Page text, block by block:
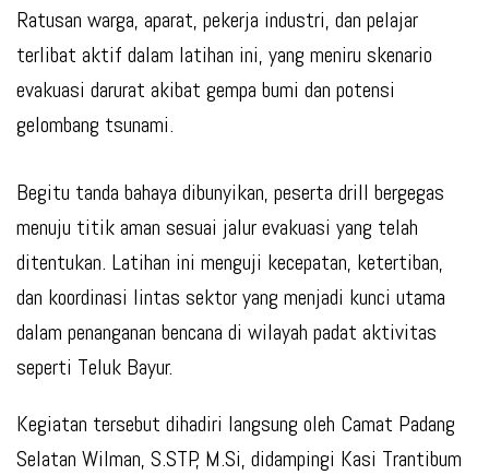
Ratusan warga, aparat, pekerja industri, dan pelajar
terlibat aktif dalam latihan ini, yang meniru skenario
evakuasi darurat akibat gempa bumi dan potensi
gelombang tsunami.
Begitu tanda bahaya dibunyikan, peserta drill bergegas
menuju titik aman sesuai jalur evakuasi yang telah
ditentukan. Latihan ini menguji kecepatan, ketertiban,
dan koordinasi lintas sektor yang menjadi kunci utama
dalam penanganan bencana di wilayah padat aktivitas
seperti Teluk Bayur.
Kegiatan tersebut dihadiri langsung oleh Camat Padang
Selatan Wilman, S.STP, M.Si, didampingi Kasi Trantibum